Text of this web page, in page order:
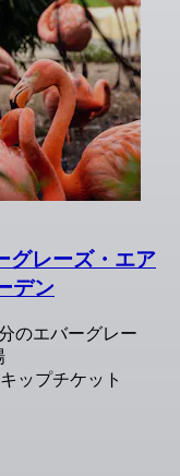
グレーズ・エア
デン
のエバーグレー
ップチケット